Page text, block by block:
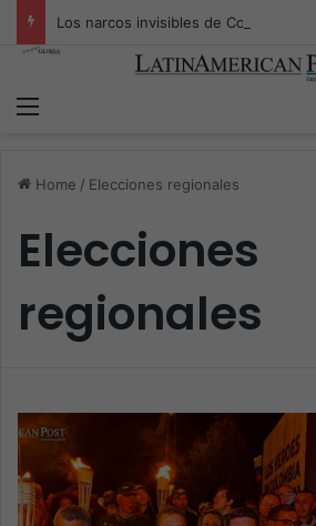
Home / Elecciones regionales
Elecciones
regionales